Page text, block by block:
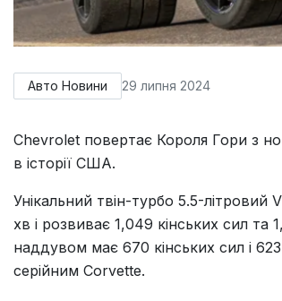
Авто Новини 29 липня 2024
Chevrolet повертає Короля Гори з
в історії США.
Унікальний твін-турбо 5.5-
хв і розвиває 1,049 кінських сил
наддувом має 670 кінських сил і
серійним Corvette.